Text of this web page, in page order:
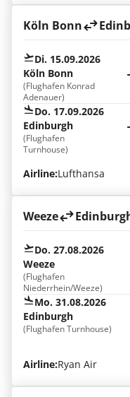
Köln Bonn
Di. 15.09.2026
Köln Bonn
(Flughafen Konrad
Adenauer)
Do. 17.09.2026
Edinburgh
(Flughafen
Turnhouse)
Airline:Lufthansa
Weeze
Do. 27.08.2026
Weeze
(Flughafen
Niederrhein/Weeze)
Mo. 31.08.2026
Edinburgh
(Flughafen Turnhouse)
Airline:Ryan Air